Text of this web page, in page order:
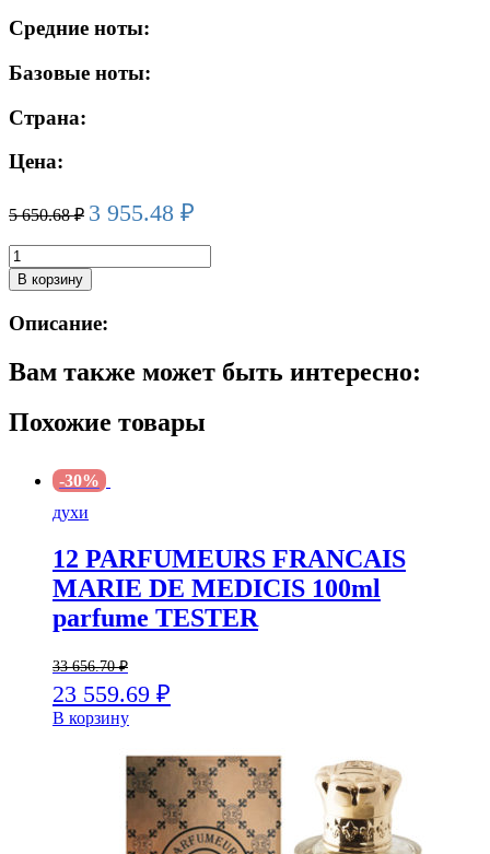
Средние ноты:
Базовые ноты:
Страна:
Цена:
5 650.68₽ 3 955.48 ₽
Количество
товара
BURBERRY
WEEKEND
edp
100ml
дизайн
В корзину
Описание:
Вам также может быть интересно:
Похожие товары
-30%
духи
12 PARFUMEURS FRANCAIS
MARIE DE MEDICIS 100ml
parfume TESTER
33 656.70₽
23 559.69 ₽
В корзину